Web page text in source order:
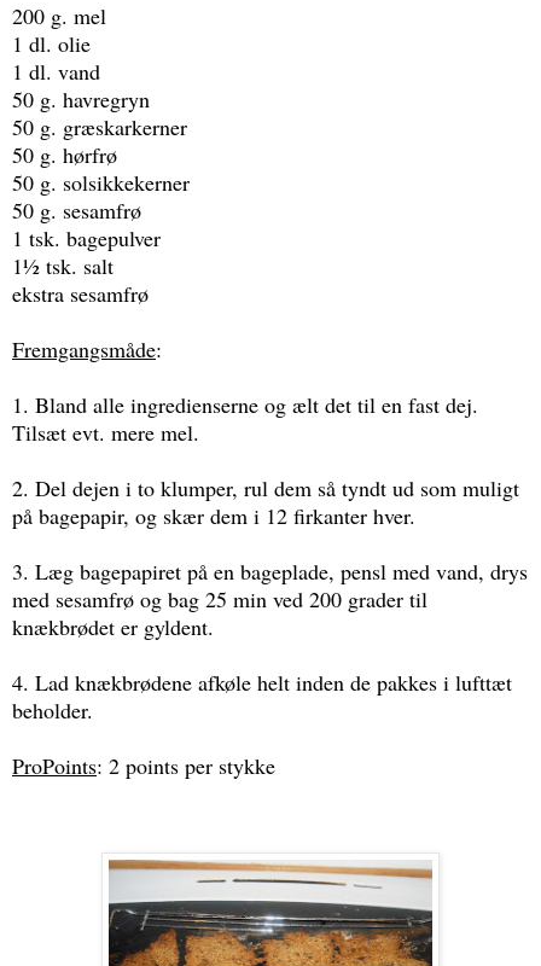
200 g. mel
1 dl. olie
1 dl. vand
50 g. havregryn
50 g. græskarkerner
50 g. hørfrø
50 g. solsikkekerner
50 g. sesamfrø
1 tsk. bagepulver
1½ tsk. salt
ekstra sesamfrø
Fremgangsmåde:
1. Bland alle ingredienserne og ælt det til en fast dej.
Tilsæt evt. mere mel.
2. Del dejen i to klumper, rul dem så tyndt ud som muligt
på bagepapir, og skær dem i 12 firkanter hver.
3. Læg bagepapiret på en bageplade, pensl med vand, drys
med sesamfrø og bag 25 min ved 200 grader til
knækbrødet er gyldent.
4. Lad knækbrødene afkøle helt inden de pakkes i lufttæt
beholder.
ProPoints: 2 points per stykke